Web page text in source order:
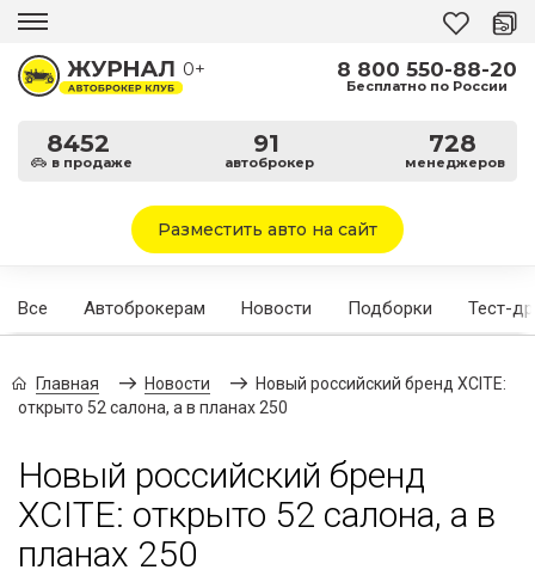
0+
8452
в продаже
91
автоброкер
728
менеджеров
8 800 550-88-20
Бесплатно по России
Разместить авто на сайт
Все Автоброкерам Новости Подборки Тест-
Главная Новости
Новый российский бренд XCITE:
открыто 52 салона, а в планах 250
Новый российский бренд
XCITE: открыто 52 салона, а в
планах 250